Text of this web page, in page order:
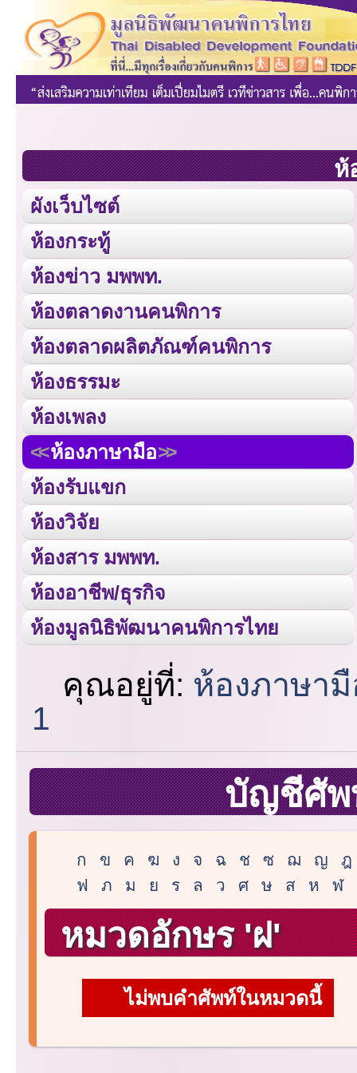
ห้
ผังเว็บไซต์
ห้องกระทู้
ห้องข่าว มพพท.
ห้องตลาดงานคนพิการ
ห้องตลาดผลิตภัณฑ์คนพิการ
ห้องธรรมะ
ห้องเพลง
ห้องภาษามือ
ห้องรับแขก
ห้องวิจัย
ห้องสาร มพพท.
ห้องอาชีพ/ธุรกิจ
ห้องมูลนิธิพัฒนาคนพิการไทย
คุณอยู่ที่: ห้องภาษา
1
บัญชีศัพ
ก ข ค ฆ ง จ ฉ ช ซ ฌ ญ
ฎ
ฟ
ภ ม ย ร ล ว ศ ษ ส ห ฬ
หมวดอักษร 'ฝ'
ไม่พบคำศัพท์ในหมวดนี้